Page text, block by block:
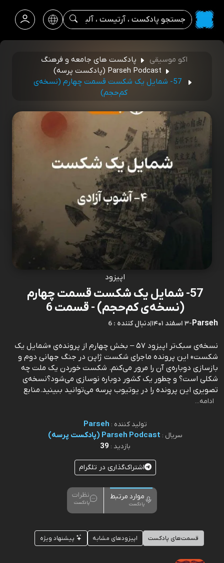
اکو موسیقی
پادکست های جامعه و فرهنگ
Parseh Podcast (پادکست پرسه)
57- شمایل یک شکست قسمت چهارم (نسخه‌ی
کم‌حجم)
اپیزود
57- شمایل یک شکست قسمت چهارم
(نسخه‌ی کم‌حجم) - قسمت 6
Parseh
-۳ اسفند ۱۴۰۱ |6 : دنبال کننده
نسخه‌ی سبک‌تر اپیزود ۵۷ – بخش چهارم از پرونده‌ی «شمایل یک
شکست» این پرونده ماجرای شکست ژاپن در جنگ جهانی دوم و
بازسازی دوباره‌ی آن را مرور می‌کنم. شکست خوردن یک ملت چه
شکلی است؟ و چطور یک کشور دوباره نوسازی می‌شود؟نسخه‌ی
تصویری این پرونده را در یوتیوب پرسه می‌توانید ببینید.منابع
ادامه...
تولید کننده : Parseh
سریال : Parseh Podcast (پادکست پرسه)
بازدید : 39
اشتراک‌گذاری در تلگرام
موارد مرتبط
پادکست
نظرات
پادکست
قسمت‌های پادکست اپیزودهای مشابه پیشنهاد ویژه